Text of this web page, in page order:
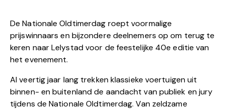
De Nationale Oldtimerdag roept voormalige
prijswinnaars en bijzondere deelnemers op om terug te
keren naar Lelystad voor de feestelijke 40e editie van
het evenement.
Al veertig jaar lang trekken klassieke voertuigen uit
binnen- en buitenland de aandacht van publiek en jury
tijdens de Nationale Oldtimerdag. Van zeldzame